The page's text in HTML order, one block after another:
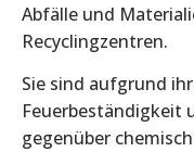
Abfälle und
Recyclingzentren.
Sie sind aufgrund
Feuerbeständigkeit
gegenüber